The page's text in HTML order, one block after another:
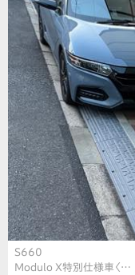
S660
Modulo X特別仕様車〈…